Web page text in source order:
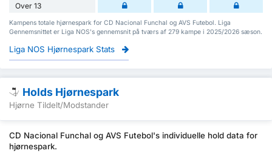
Over 13
Kampens totale hjørnespark for CD Nacional Funchal og AVS Futebol. Liga
Gennemsnittet er Liga NOS's gennemsnit på tværs af 279 kampe i 2025/2026 sæson.
Liga NOS Hjørnespark Stats
Holds Hjørnespark
Hjørne Tildelt/Modstander
CD Nacional Funchal og AVS Futebol's individuelle hold data for
hjørnespark.